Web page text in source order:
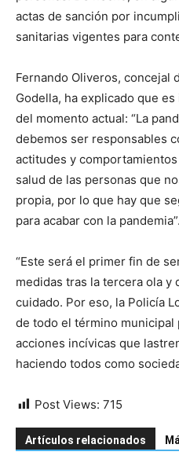
actas de sanción por
sanitarias vigentes para
Fernando Oliveros, concejal
Godella, ha explicado que
del momento actual: “La
debemos ser responsables
actitudes y
salud de las personas que
propia, por lo que hay que
para acabar con la pandemia”.
“Este será el primer fin de
medidas tras la tercera ola y
cuidado. Por eso, la Policía
de todo el término municipal
acciones incívicas que
haciendo todos como
Post Views: 715
Artículos relacionados